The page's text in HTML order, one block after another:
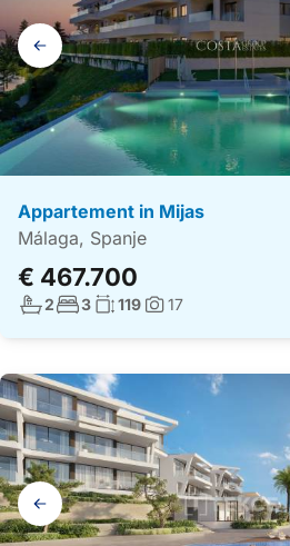
Galerij
navigatie
Appartement in Mijas
Málaga, Spanje
€ 467.700
Aantal badkamers:
2Aantal slaapkamers:
3Woonoppervlakte:
119 Foto's:
17
Galerij
navigatie